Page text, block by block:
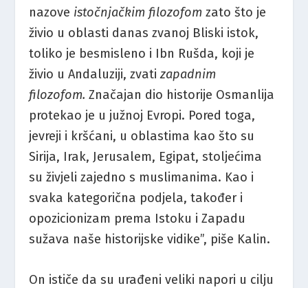
nazove istočnjačkim filozofomzato što je
živio u oblasti danas zvanoj Bliski istok,
toliko je besmisleno i Ibn Rušda, koji je
živio u Andaluziji, zvatizapadnim
filozofom.Značajan dio historije Osmanlija
protekao je u južnoj Evropi. Pored toga,
jevreji i kršćani, u oblastima kao što su
Sirija, Irak, Jerusalem, Egipat, stoljećima
su živjeli zajedno s muslimanima. Kao i
svaka kategorična podjela, također i
opozicionizam prema Istoku i Zapadu
sužava naše historijske vidike”, piše Kalin.
On ističe da su urađeni veliki napori u cilju